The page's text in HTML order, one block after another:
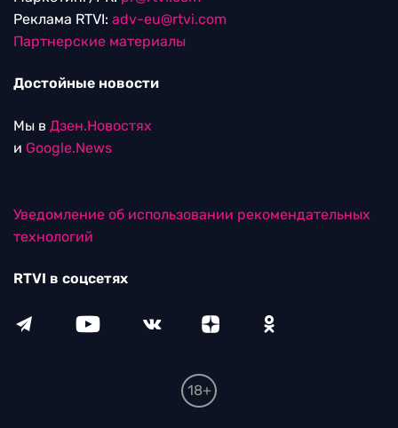
Реклама RTVI: adv-eu@rtvi.com
Партнерские материалы
Достойные новости
Мы в Дзен.Новостях
и Google.News
Уведомление об использовании рекомендательных
технологий
RTVI в соцсетях
18+